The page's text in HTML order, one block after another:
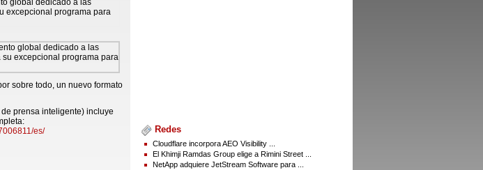
sobre todo, un nuevo formato
prensa inteligente) incluye
es/
Redes
Cloudflare incorpora AEO Visibility ...
El Khimji Ramdas Group elige a Rimini Street ...
NetApp adquiere JetStream Software para ...